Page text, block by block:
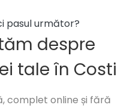
pasul următor?
despre
tale în Costi
complet online și fără